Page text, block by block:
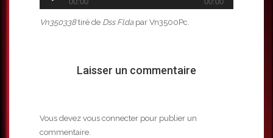
Vn350338tiré de Dss Fldapar Vn3500Pc.
Laisser un commentaire
Vous devez vous connecter pour publier un
commentaire.